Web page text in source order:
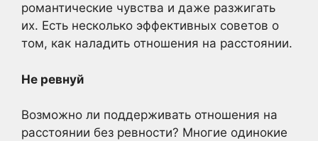
романтические чувства и даже разжигать
их. Есть несколько эффективных советов о
том, как наладить отношения на расстоянии.
Не ревнуй
Возможно ли поддерживать отношения на
расстоянии без ревности? Многие одинокие